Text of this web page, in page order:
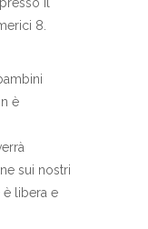
8.
è
sui nostri
è libera e